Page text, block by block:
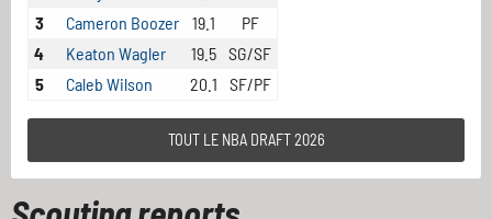
3
Cameron Boozer 19.1
PF
4
Keaton Wagler 19.5 SG/SF
5
Caleb Wilson 20.1 SF/PF
TOUT LE NBA DRAFT 2026